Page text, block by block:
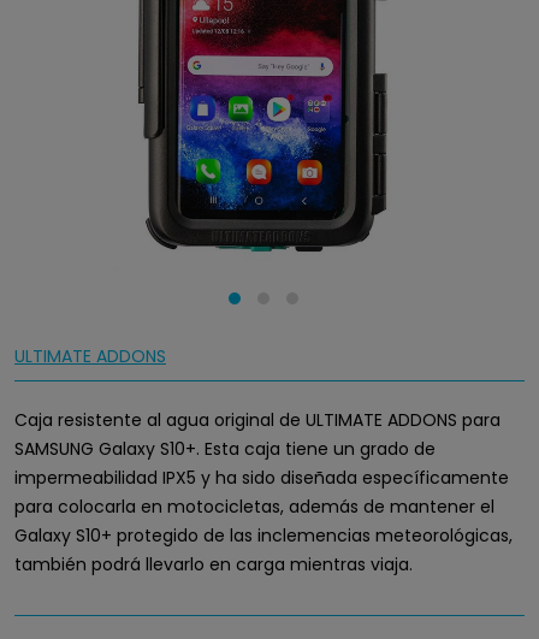
ULTIMATE ADDONS
Caja resistente al agua original de ULTIMATE ADDONS para
SAMSUNG Galaxy S10+. Esta caja tiene un grado de
impermeabilidad IPX5 y ha sido diseñada específicamente
para colocarla en motocicletas, además de mantener el
Galaxy S10+ protegido de las inclemencias meteorológicas,
también podrá llevarlo en carga mientras viaja.